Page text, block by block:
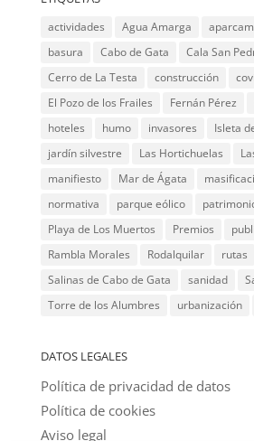
actividades Agua Amarga
basura
Cabo de Gata Cala San
Cerro de La Testa
construcción
El Pozo de los Frailes
Fernán Pérez
hoteles
humo invasores
Isleta
jardín silvestre
Las Hortichuelas
manifiesto
Mar de Ágata
normativa
parque eólico
Playa de Los Muertos
Premios
Rambla Morales
Rodalquilar
rutas
Salinas de Cabo de Gata
sanidad
Torre de los Alumbres
urbanización
DATOS LEGALES
Política de privacidad de datos
Política de cookies
Aviso legal